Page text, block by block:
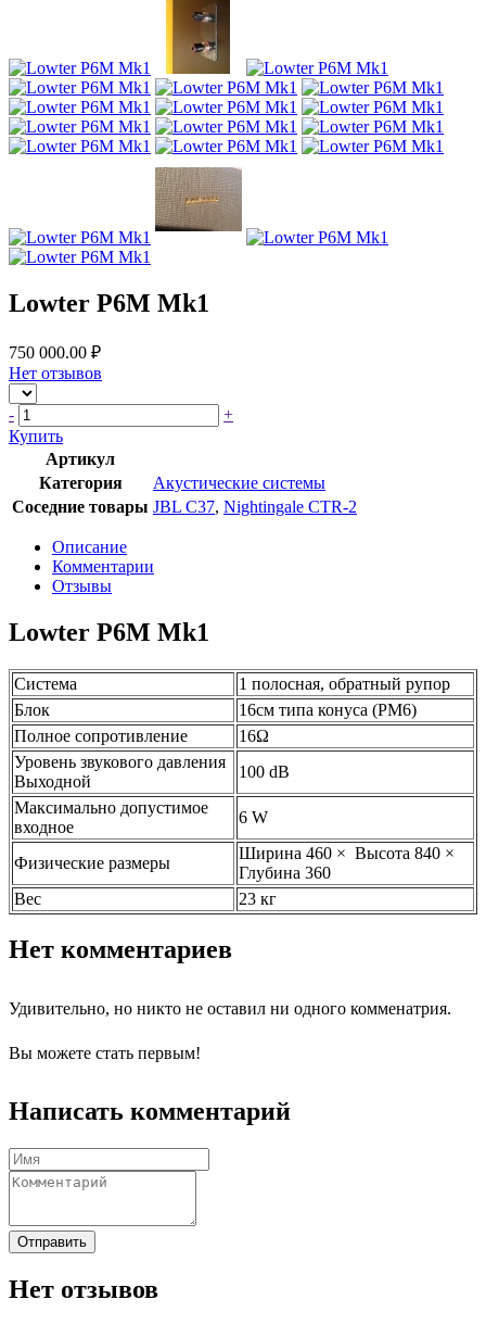
Lowter P6M Mk1
750 000.00 ₽
Нет отзывов
-
+
Купить
Артикул
Категория
Акустические системы
Соседние товары JBL C37, Nightingale CTR-2
Описание
Комментарии
Отзывы
Lowter P6M Mk1
Cистема
1 полосная, обратный рупор
Блок
16см типа конуса (PM6)
Полное сопротивление
16Ω
Уровень звукового давления
Выходной
100 dB
Максимально допустимое
входное
6 W
Физические размеры
Ширина 460 × Высота 840 ×
Глубина 360
Вес
23 кг
Нет комментариев
Удивительно, но никто не оставил ни одного комменатрия.
Вы можете стать первым!
Написать комментарий
Отправить
Нет отзывов